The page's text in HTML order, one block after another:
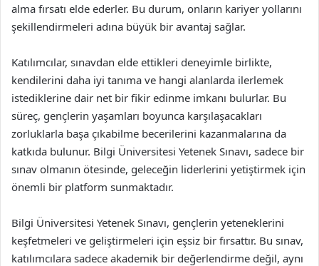
alma fırsatı elde ederler. Bu durum, onların kariyer yollarını
şekillendirmeleri adına büyük bir avantaj sağlar.
Katılımcılar, sınavdan elde ettikleri deneyimle birlikte,
kendilerini daha iyi tanıma ve hangi alanlarda ilerlemek
istediklerine dair net bir fikir edinme imkanı bulurlar. Bu
süreç, gençlerin yaşamları boyunca karşılaşacakları
zorluklarla başa çıkabilme becerilerini kazanmalarına da
katkıda bulunur. Bilgi Üniversitesi Yetenek Sınavı, sadece bir
sınav olmanın ötesinde, geleceğin liderlerini yetiştirmek için
önemli bir platform sunmaktadır.
Bilgi Üniversitesi Yetenek Sınavı, gençlerin yeteneklerini
keşfetmeleri ve geliştirmeleri için eşsiz bir fırsattır. Bu sınav,
katılımcılara sadece akademik bir değerlendirme değil, aynı